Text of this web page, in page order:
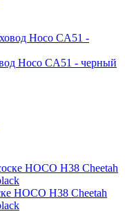
Hoco CA51 - черный
HOCO H38 Cheetah